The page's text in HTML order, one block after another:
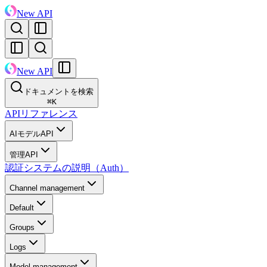
New API
New API
ドキュメントを検索
⌘K
APIリファレンス
AIモデルAPI
管理API
認証システムの説明（Auth）
Channel management
Default
Groups
Logs